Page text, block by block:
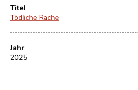
Titel
Tödliche Rache
Jahr
2025